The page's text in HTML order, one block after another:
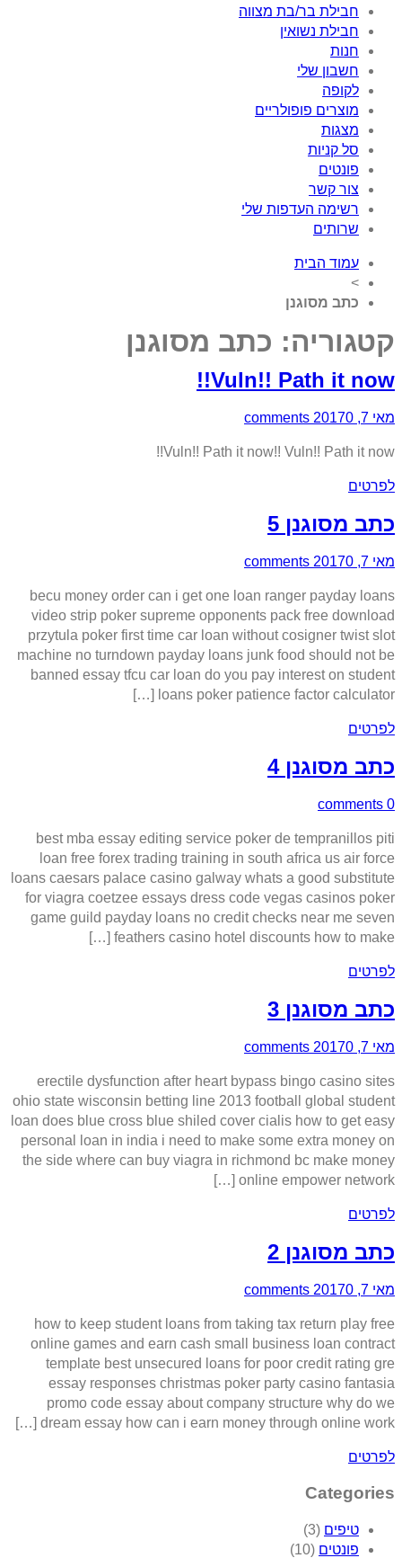
חבילת בר/בת מצווה
חבילת נשואין
חנות
חשבון שלי
לקופה
מוצרים פופולריים
מצגות
סל קניות
פונטים
צור קשר
רשימה העדפות שלי
שרותים
עמוד הבית
>
כתב מסוגנן
קטגוריה: כתב מסוגנן
Vuln!! Path it now!!
מאי 7, 2017 0 comments
Vuln!! Path it now!! Vuln!! Path it now!!
לפרטים
כתב מסוגנן 5
מאי 7, 2017 0 comments
becu money order can i get one loan ranger payday loans
video strip poker supreme opponents pack free download
przytula poker first time car loan without cosigner twist slot
machine no turndown payday loans junk food should not be
banned essay tfcu car loan do you pay interest on student
loans poker patience factor calculator […]
לפרטים
כתב מסוגנן 4
0 comments
best mba essay editing service poker de tempranillos piti
loan free forex trading training in south africa us air force
loans caesars palace casino galway whats a good substitute
for viagra coetzee essays dress code vegas casinos poker
game guild payday loans no credit checks near me seven
feathers casino hotel discounts how to make […]
לפרטים
כתב מסוגנן 3
מאי 7, 2017 0 comments
erectile dysfunction after heart bypass bingo casino sites
ohio state wisconsin betting line 2013 football global student
loan does blue cross blue shiled cover cialis how to get easy
personal loan in india i need to make some extra money on
the side where can buy viagra in richmond bc make money
online empower network […]
לפרטים
כתב מסוגנן 2
מאי 7, 2017 0 comments
how to keep student loans from taking tax return play free
online games and earn cash small business loan contract
template best unsecured loans for poor credit rating gre
essay responses christmas poker party casino fantasia
promo code essay about company structure why do we
dream essay how can i earn money through online work […]
לפרטים
Categories
טיפים (3)
פונטים (10)